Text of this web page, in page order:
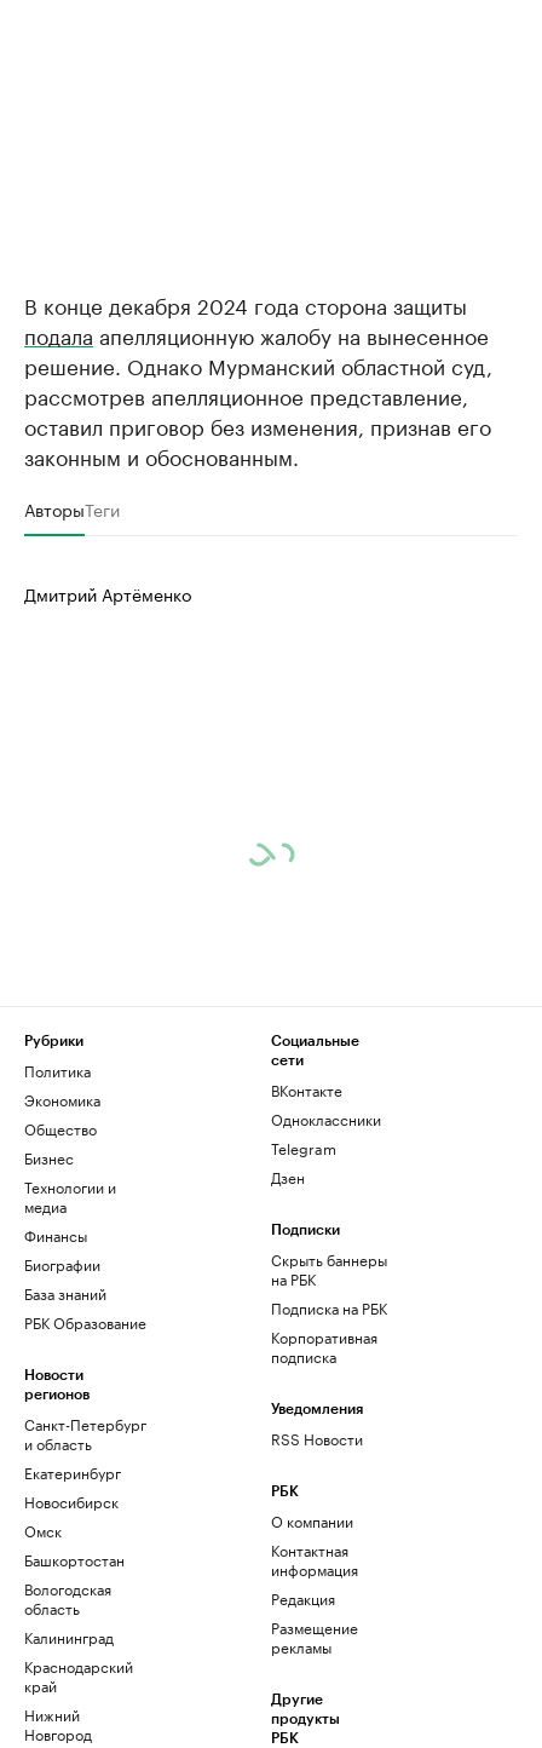
В конце декабря 2024 года сторона защиты
подала апелляционную жалобу на вынесенное
решение. Однако Мурманский областной суд,
рассмотрев апелляционное представление,
оставил приговор без изменения, признав его
законным и обоснованным.
АвторыТеги
Дмитрий Артёменко
Рубрики
Политика
Экономика
Общество
Бизнес
Технологии и
медиа
Финансы
Биографии
База знаний
РБК Образование
Новости
регионов
Санкт-Петербург
и область
Екатеринбург
Новосибирск
Омск
Башкортостан
Вологодская
область
Калининград
Краснодарский
край
Нижний
Новгород
Социальные
сети
ВКонтакте
Одноклассники
Telegram
Дзен
Подписки
Скрыть баннеры
на РБК
Подписка на РБК
Корпоративная
подписка
Уведомления
RSS Новости
РБК
О компании
Контактная
информация
Редакция
Размещение
рекламы
Другие
продукты
РБК